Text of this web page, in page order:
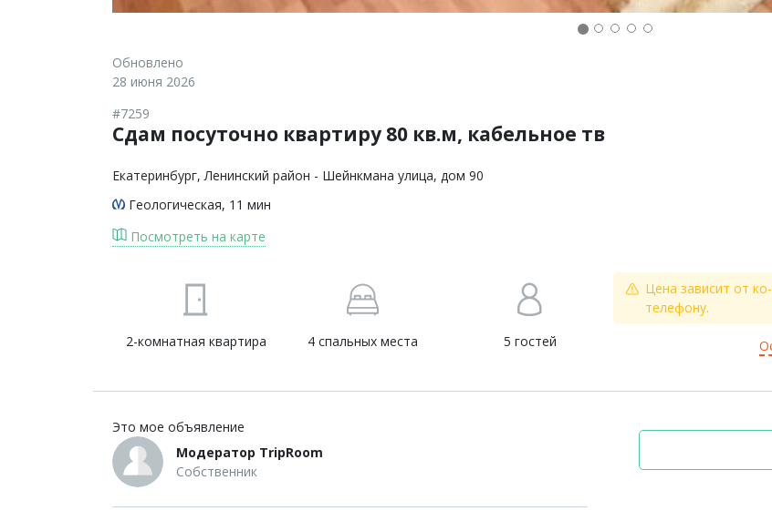
Обновлено
28 июня 2026
Сдам посуточно квартиру 80 кв.м, кабельное тв
#7259
Екатеринбург, Ленинский район - Шейнкмана улица, дом 90
Геологическая, 11 мин
Посмотреть на карте
2-комнатная квартира 4 спальных места 5 гостей
Цена зависит от
телефону.
Модератор TripRoom
Собственник
Это мое объявление